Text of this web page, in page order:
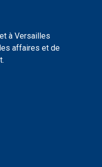
à Versailles
affaires et de